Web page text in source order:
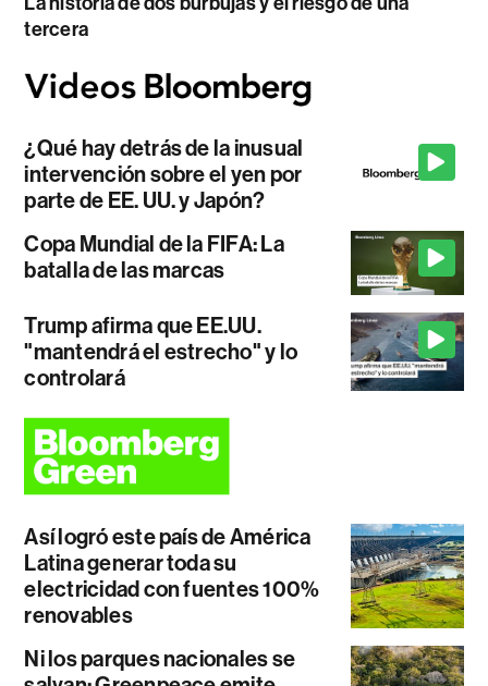
tercera
¿Qué hay detrás de la inusual
intervención sobre el yen por
parte de EE. UU. y Japón?
Copa Mundial de la FIFA: La
batalla de las marcas
Trump afirma que EE.UU.
"mantendrá el estrecho" y lo
controlará
Así logró este país de América
Latina generar toda su
electricidad con fuentes 100%
renovables
Ni los parques nacionales se